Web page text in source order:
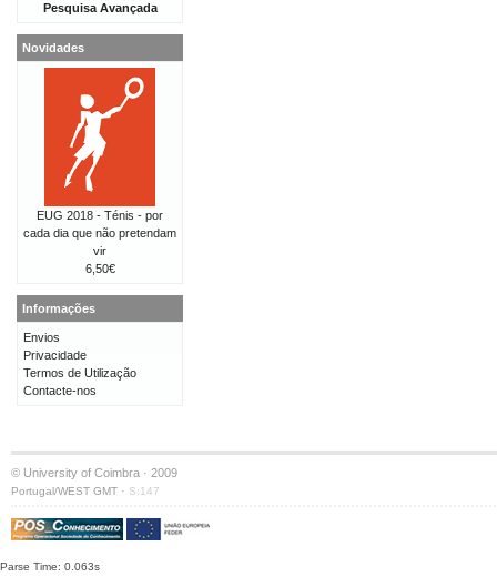
Pesquisa Avançada
Novidades
EUG 2018 - Ténis - por
cada dia que não pretendam
vir
6,50€
Informações
Envios
Privacidade
Termos de Utilização
Contacte-nos
© University of Coimbra · 2009
Portugal/WEST GMT · S:147
Parse Time: 0.063s